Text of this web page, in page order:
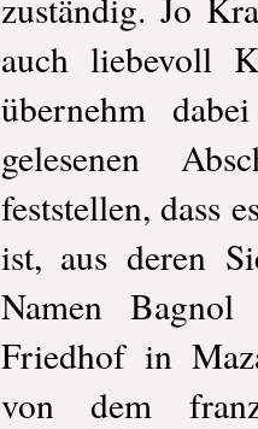
auch liebevoll
übernehm
gelesenen
feststellen, dass
ist, aus deren
Namen
Friedhof in
von dem